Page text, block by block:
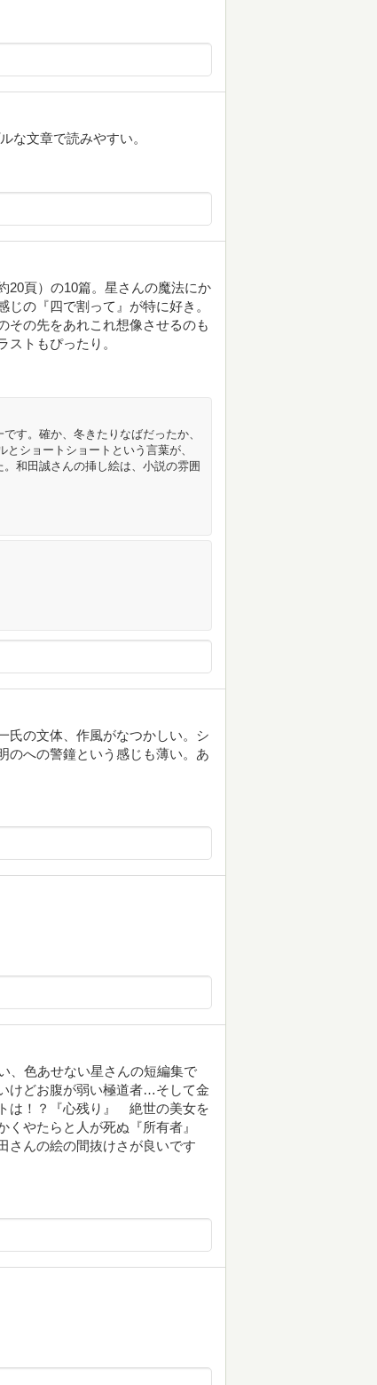
文章で読みやすい。
20頁）の10篇。星さんの魔法にか
の『四で割って』が特に好き。
その先をあれこれ想像させるのも
トもぴったり。
す。確か、冬きたりなばだったか、
ショートショートという言葉が、
和田誠さんの挿し絵は、小説の雰囲
氏の文体、作風がなつかしい。シ
のへの警鐘という感じも薄い。あ
、色あせない星さんの短編集で
けどお腹が弱い極道者…そして金
は！？『心残り』 絶世の美女を
くやたらと人が死ぬ『所有者』
んの絵の間抜けさが良いです